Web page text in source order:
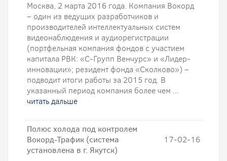
Москва, 2 марта 2016 года. Компания Вокорд
– один из ведущих разработчиков и
производителей интеллектуальных систем
видеонаблюдения и аудиорегистрации
(портфельная компания фондов с участием
капитала РВК: «С-Групп Венчурс» и «Лидер-
инновации»; резидент фонда «Сколково») –
подводит итоги работы за 2015 год. В
указанный период компания более чем ...
читать дальше
Полюс холода под контролем
Вокорд-Трафик (система
установлена в г. Якутск)
17-02-16